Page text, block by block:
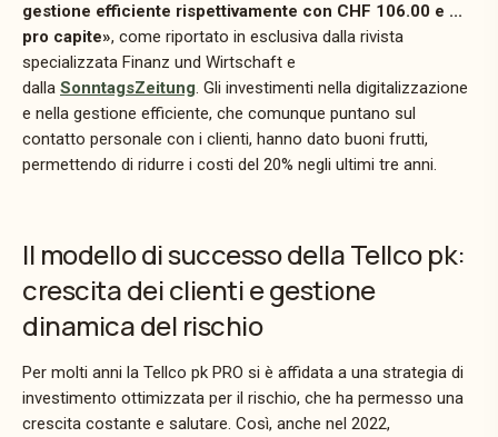
gestione efficiente rispettivamente con CHF 106.00 e ...
pro capite», come riportato in esclusiva dalla rivista
specializzata Finanz und Wirtschaft e
dalla SonntagsZeitung. Gli investimenti nella digitalizzazione
e nella gestione efficiente, che comunque puntano sul
contatto personale con i clienti, hanno dato buoni frutti,
permettendo di ridurre i costi del 20% negli ultimi tre anni.
Il modello di successo della Tellco pk:
crescita dei clienti e gestione
dinamica del rischio
Per molti anni la Tellco pk PRO si è affidata a una strategia di
investimento ottimizzata per il rischio, che ha permesso una
crescita costante e salutare. Così, anche nel 2022,